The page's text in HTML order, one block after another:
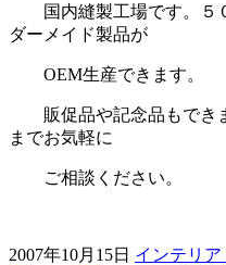
国内縫製工場です。５
ダーメイド製品が
OEM生産できます。
販促品や記念品もでき
までお気軽に
ご相談ください。
2007年10月15日 インテリ